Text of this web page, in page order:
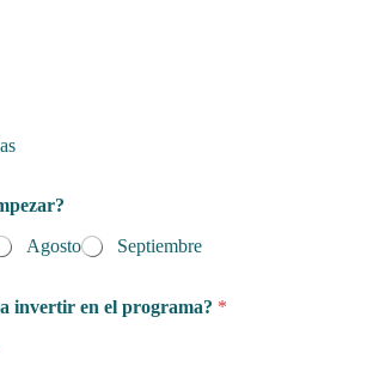
Agosto Septiembre
invertir en el programa? *